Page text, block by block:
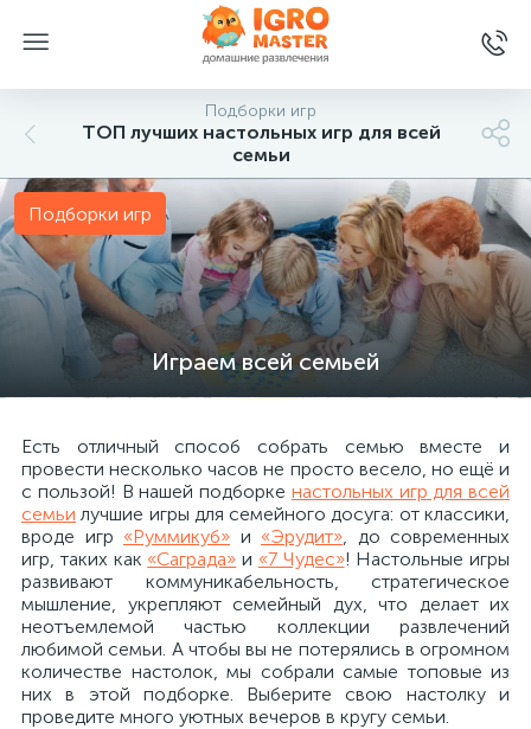
Подборки игр
ТОП лучших настольных игр для всей
семьи
Играем всей семьей
Подборки игр
Есть отличный способ собрать семью вместе и
провести несколько часов не просто весело, но ещё и
с пользой! В нашей подборке настольных игр для всей
семьи лучшие игры для семейного досуга: от классики,
вроде игр «Руммикуб» и «Эрудит», до современных
игр, таких как «Саграда» и «7 Чудес»! Настольные игры
развивают коммуникабельность, стратегическое
мышление, укрепляют семейный дух, что делает их
неотъемлемой частью коллекции развлечений
любимой семьи. А чтобы вы не потерялись в огромном
количестве настолок, мы собрали самые топовые из
них в этой подборке. Выберите свою настолку и
проведите много уютных вечеров в кругу семьи.